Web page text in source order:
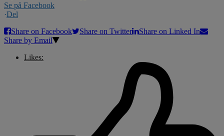
Se på Facebook
·Del
Share on Facebook
Share on Twitter
Share on Linked In
Share by Email
Likes: